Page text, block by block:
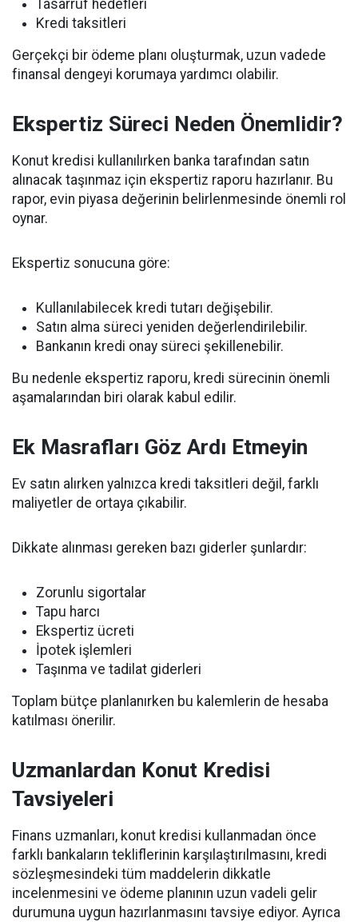
Tasarruf hedefleri
Kredi taksitleri
Gerçekçi bir ödeme planı oluşturmak, uzun vadede
finansal dengeyi korumaya yardımcı olabilir.
Ekspertiz Süreci Neden Önemlidir?
Konut kredisi kullanılırken banka tarafından satın
alınacak taşınmaz için ekspertiz raporu hazırlanır. Bu
rapor, evin piyasa değerinin belirlenmesinde önemli rol
oynar.
Ekspertiz sonucuna göre:
Kullanılabilecek kredi tutarı değişebilir.
Satın alma süreci yeniden değerlendirilebilir.
Bankanın kredi onay süreci şekillenebilir.
Bu nedenle ekspertiz raporu, kredi sürecinin önemli
aşamalarından biri olarak kabul edilir.
Ek Masrafları Göz Ardı Etmeyin
Ev satın alırken yalnızca kredi taksitleri değil, farklı
maliyetler de ortaya çıkabilir.
Dikkate alınması gereken bazı giderler şunlardır:
Zorunlu sigortalar
Tapu harcı
Ekspertiz ücreti
İpotek işlemleri
Taşınma ve tadilat giderleri
Toplam bütçe planlanırken bu kalemlerin de hesaba
katılması önerilir.
Uzmanlardan Konut Kredisi
Tavsiyeleri
Finans uzmanları, konut kredisi kullanmadan önce
farklı bankaların tekliflerinin karşılaştırılmasını, kredi
sözleşmesindeki tüm maddelerin dikkatle
incelenmesini ve ödeme planının uzun vadeli gelir
durumuna uygun hazırlanmasını tavsiye ediyor. Ayrıca